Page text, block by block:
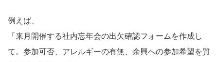
例えば、
「来月開催する社内忘年会の出欠確認フォームを作成し
て。参加可否、アレルギーの有無、余興への参加希望を質